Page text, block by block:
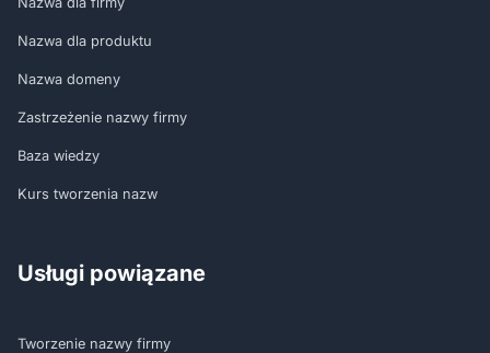
Nazwa dla produktu
Nazwa domeny
Zastrzeżenie nazwy firmy
Baza wiedzy
Kurs tworzenia nazw
Usługi powiązane
Tworzenie nazwy firmy